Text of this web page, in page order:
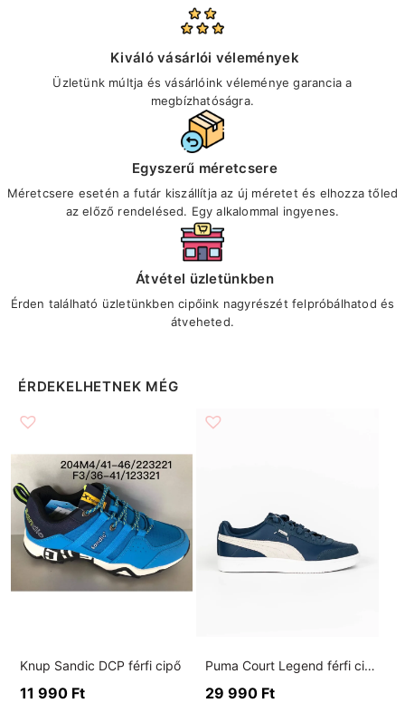
Kiváló vásárlói vélemények
Üzletünk múltja és vásárlóink véleménye garancia a
megbízhatóságra.
Egyszerű méretcsere
Méretcsere esetén a futár kiszállítja az új méretet és elhozza tőled
az előző rendelésed. Egy alkalommal ingyenes.
Átvétel üzletünkben
Érden található üzletünkben cipőink nagyrészét felpróbálhatod és
átveheted.
ÉRDEKELHETNEK MÉG
Knup Sandic DCP férfi cipő
11 990 Ft
Puma Court Legend férfi cipő
29 990 Ft